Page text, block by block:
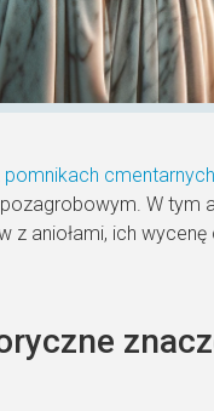
pomnikach cmentarnych
W tym
z aniołami, ich